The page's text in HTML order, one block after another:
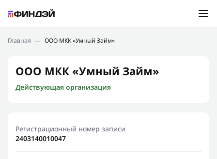
Подбор займа
Новости
Финансовое просвещение
Главная — ООО МКК «Умный Займ»
ООО МКК «Умный Займ»
Действующая организация
Регистрационный номер записи
2403140010047
Ошибка:Контактная форма не найдена.
Спасибо, что написали нам
Мы свяжемся с Вами в ближайшее время и сообщим
результат
Отправить новый запрос